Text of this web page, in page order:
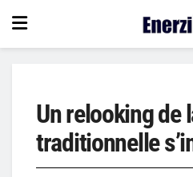
Un relooking de
traditionnelle